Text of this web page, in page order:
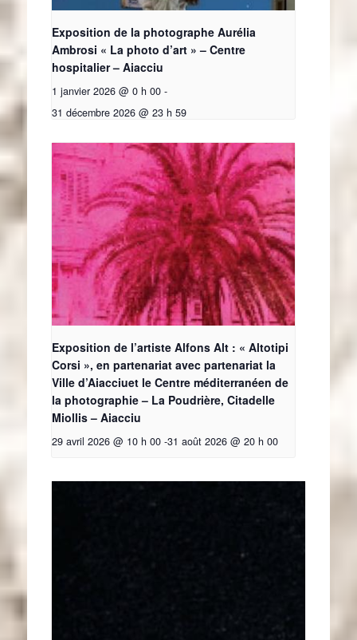
Exposition de la photographe Aurélia
Ambrosi « La photo d’art » – Centre
hospitalier – Aiacciu
1 janvier 2026 @ 0 h 00 -
31 décembre 2026 @ 23 h 59
Exposition de l’artiste Alfons Alt : « Altotipi
Corsi », en partenariat avec partenariat la
Ville d’Aiacciuet le Centre méditerranéen de
la photographie – La Poudrière, Citadelle
Miollis – Aiacciu
29 avril 2026 @ 10 h 00 -31 août 2026 @ 20 h 00